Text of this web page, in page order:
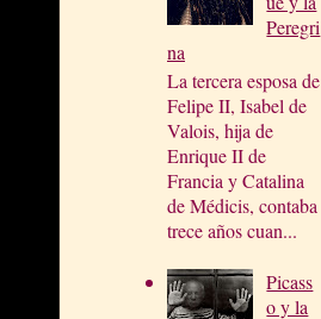
Peregri
na
La tercera esposa de
Felipe II, Isabel de
Valois, hija de
Enrique II de
Francia y Catalina
de Médicis, contaba
trece años cuan...
Picass
o y la